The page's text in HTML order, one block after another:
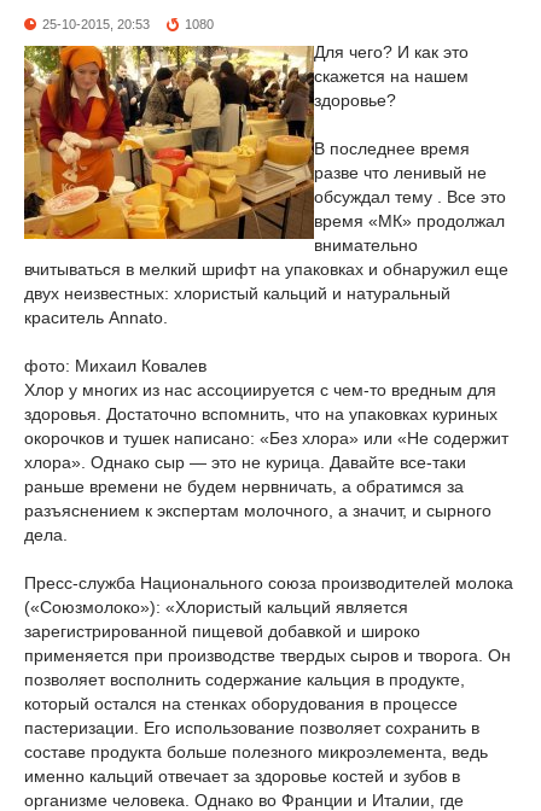
25-10-2015, 20:53 1080
Для чего? И как это
скажется на нашем
здоровье?
В последнее время
разве что ленивый не
обсуждал тему . Все это
время «МК» продолжал
внимательно
вчитываться в мелкий шрифт на упаковках и обнаружил еще
двух неизвестных: хлористый кальций и натуральный
краситель Аnnato.
фото: Михаил Ковалев
Хлор у многих из нас ассоциируется с чем-то вредным для
здоровья. Достаточно вспомнить, что на упаковках куриных
окорочков и тушек написано: «Без хлора» или «Не содержит
хлора». Однако сыр — это не курица. Давайте все-таки
раньше времени не будем нервничать, а обратимся за
разъяснением к экспертам молочного, а значит, и сырного
дела.
Пресс-служба Национального союза производителей молока
(«Союзмолоко»): «Хлористый кальций является
зарегистрированной пищевой добавкой и широко
применяется при производстве твердых сыров и творога. Он
позволяет восполнить содержание кальция в продукте,
который остался на стенках оборудования в процессе
пастеризации. Его использование позволяет сохранить в
составе продукта больше полезного микроэлемента, ведь
именно кальций отвечает за здоровье костей и зубов в
организме человека. Однако во Франции и Италии, где